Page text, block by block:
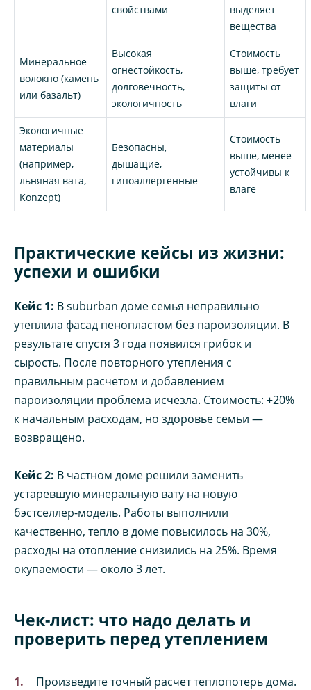
свойствами
выделяет
вещества
Минеральное
волокно (камень
или базальт)
Высокая
огнестойкость,
долговечность,
экологичность
Стоимость
выше, требует
защиты от
влаги
Экологичные
материалы
(например,
льняная вата,
Konzept)
Безопасны,
дышащие,
гипоаллергенные
Стоимость
выше, менее
устойчивы к
влаге
Практические кейсы из жизни:
успехи и ошибки
Кейс 1: В suburban доме семья неправильно
утеплила фасад пенопластом без пароизоляции. В
результате спустя 3 года появился грибок и
сырость. После повторного утепления с
правильным расчетом и добавлением
пароизоляции проблема исчезла. Стоимость: +20%
к начальным расходам, но здоровье семьи —
возвращено.
Кейс 2: В частном доме решили заменить
устаревшую минеральную вату на новую
бэстселлер-модель. Работы выполнили
качественно, тепло в доме повысилось на 30%,
расходы на отопление снизились на 25%. Время
окупаемости — около 3 лет.
Чек-лист: что надо делать и
проверить перед утеплением
Произведите точный расчет теплопотерь дома.